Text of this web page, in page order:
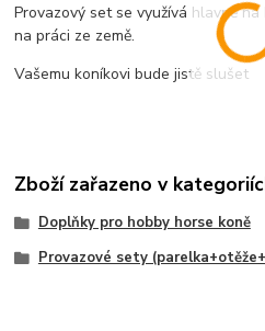
Provazový set se využívá hlavně
na práci ze země.
Vašemu koníkovi bude jistě slušet
Zboží zařazeno v
Doplňky pro hobby horse koně
Provazové sety